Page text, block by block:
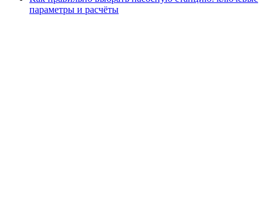
параметры и расчёты